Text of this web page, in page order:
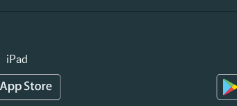
iPad